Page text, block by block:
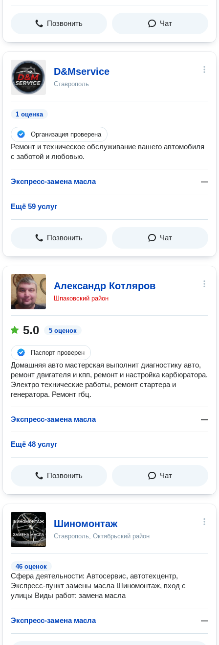
Позвонить Чат
D&Mservice
Ставрополь
1 оценка
Организация проверена
Ремонт и техническое обслуживание вашего автомобиля
с заботой и любовью.
Экспресс-замена масла —
Ещё 59 услуг
Позвонить Чат
Александр Котляров
Шпаковский район
5.0 5 оценок
Паспорт проверен
Домашняя авто мастерская выполнит диагностику авто,
ремонт двигателя и кпп, ремонт и настройка карбюратора.
Электро технические работы, ремонт стартера и
генератора. Ремонт гбц.
Экспресс-замена масла —
Ещё 48 услуг
Позвонить Чат
Шиномонтаж
Ставрополь, Октябрьский район
46 оценок
Сфера деятельности: Автосервис, автотехцентр,
Экспресс-пункт замены масла Шиномонтаж, вход с
улицы Виды работ: замена масла
Экспресс-замена масла —